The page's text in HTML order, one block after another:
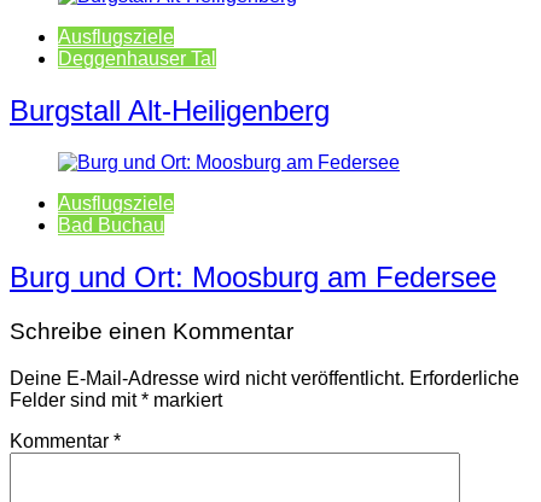
Ausflugsziele
Deggenhauser Tal
Burgstall Alt-Heiligenberg
Ausflugsziele
Bad Buchau
Burg und Ort: Moosburg am Federsee
Schreibe einen Kommentar
Deine E-Mail-Adresse wird nicht veröffentlicht. Erforderliche
Felder sind mit* markiert
Kommentar *